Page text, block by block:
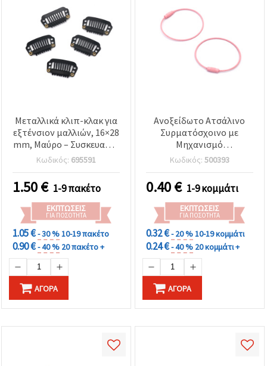
Μεταλλικά κλιπ-κλακ για
εξτένσιον μαλλιών, 16×28
mm, Μαύρο – Συσκευασία
10 τεμ.
Κωδικός: 695591
1.50€ 1-9 πακέτο
ΕΚΠΤΏΣΕΙΣ
ΓΙΑ ΠΟΣΌΤΗΤΑ
1.05 €- 30 %10-19 πακέτο
0.90 €- 40 % 20 πακέτο +
ΑΓΟΡΆ
Ανοξείδωτο Ατσάλινο
Συρματόσχοινο με
Μηχανισμό
Κλειδώματος, Ροζ,
150x1.5 mm – DIY
Χειροτεχνίες &
Κοσμήματα
Κωδικός: 500393
0.40€ 1-9 κομμάτι
ΕΚΠΤΏΣΕΙΣ
ΓΙΑ ΠΟΣΌΤΗΤΑ
0.32 €- 20 %10-19 κομμάτι
0.24 €- 40 % 20 κομμάτι +
ΑΓΟΡΆ